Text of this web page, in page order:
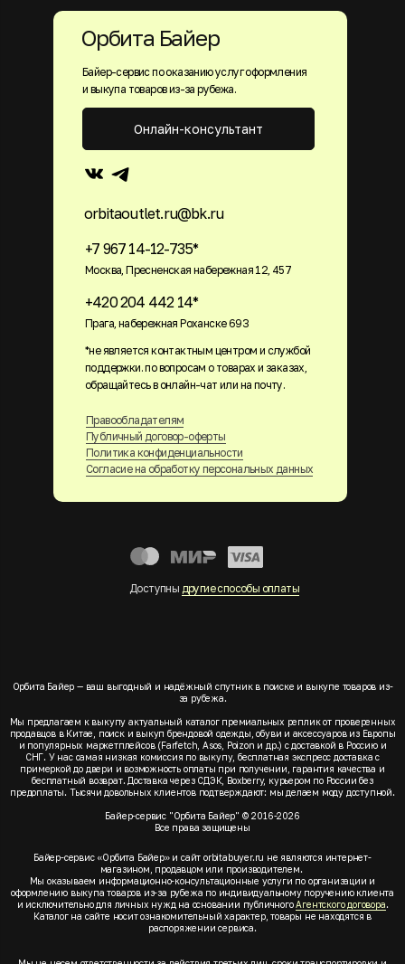
Байер-сервис по оказанию услуг оформления
и выкупа товаров из-за рубежа.
+7 967 14-12-735*
Москва, Пресненская набережная 12, 457
+420 204 442 14*
Прага, набережная Роханске 693
orbitaoutlet.ru@bk.ru
Правообладателям
Публичный договор-оферты
Политика конфиденциальности
Согласие на обработку персональных данных
Онлайн-консультант
Орбита Байер
Доступны другие способы оплаты
*не является контактным центром и службой
поддержки. по вопросам о товарах и заказах,
обращайтесь в онлайн-чат или на почту.
Орбита Байер — ваш выгодный и надёжный спутник в поиске и выкупе товаров из-
за рубежа.
Мы предлагаем к выкупу актуальный каталог премиальных реплик от проверенных
продавцов в Китае, поиск и выкуп брендовой одежды, обуви и аксессуаров из Европы
и популярных маркетплейсов (Farfetch, Asos, Poizon и др.) с доставкой в Россию и
СНГ. У нас самая низкая комиссия по выкупу, бесплатная экспресс доставка с
примеркой до двери и возможность оплаты при получении, гарантия качества и
бесплатный возврат. Доставка через СДЭК, Boxberry, курьером по России без
предоплаты. Тысячи довольных клиентов подтверждают: мы делаем моду доступной.
Байер-сервис "Орбита Байер" © 2016-2026
Все права защищены
Байер-сервис «Орбита Байер» и сайт orbitabuyer.ru не являются интернет-
магазином, продавцом или производителем.
Мы оказываем информационно-консультационные услуги по организации и
оформлению выкупа товаров из-за рубежа по индивидуальному поручению клиента
и исключительно для личных нужд на основании публичногоАгентского договора.
Каталог на сайте носит ознакомительный характер, товары не находятся в
распоряжении сервиса.